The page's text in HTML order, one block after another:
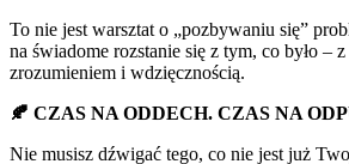
To nie jest warsztat o „pozbywaniu się”
na świadome rozstanie się z tym, co było –
zrozumieniem i wdzięcznością.
🍂 CZAS NA ODDECH. CZAS NA
Nie musisz dźwigać tego, co nie jest już